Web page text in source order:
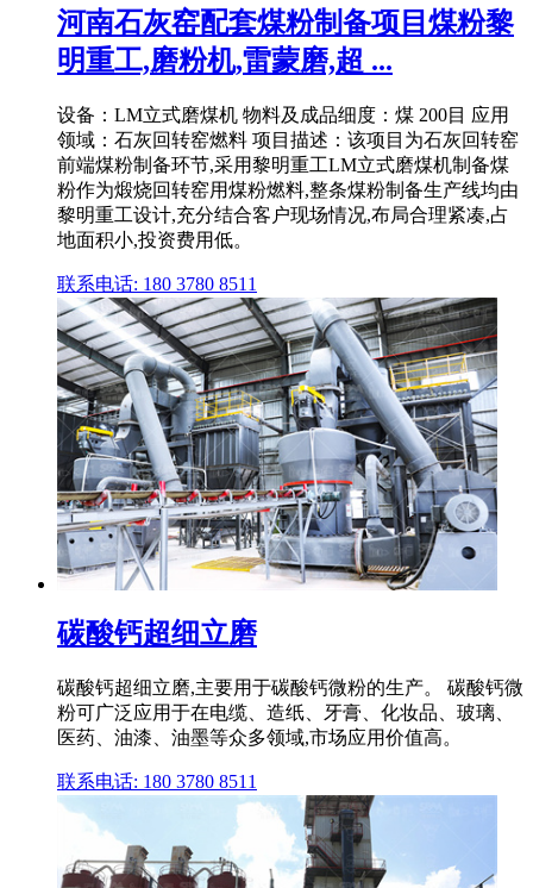
河南石灰窑配套煤粉制备项目煤粉黎
明重工,磨粉机,雷蒙磨,超 ...
设备：LM立式磨煤机 物料及成品细度：煤 200目 应用
领域：石灰回转窑燃料 项目描述：该项目为石灰回转窑
前端煤粉制备环节,采用黎明重工LM立式磨煤机制备煤
粉作为煅烧回转窑用煤粉燃料,整条煤粉制备生产线均由
黎明重工设计,充分结合客户现场情况,布局合理紧凑,占
地面积小,投资费用低。
联系电话: 180 3780 8511
碳酸钙超细立磨
碳酸钙超细立磨,主要用于碳酸钙微粉的生产。 碳酸钙微
粉可广泛应用于在电缆、造纸、牙膏、化妆品、玻璃、
医药、油漆、油墨等众多领域,市场应用价值高。
联系电话: 180 3780 8511